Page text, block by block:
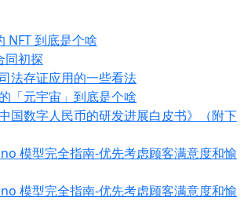
NFT 到底是个啥
同初探
法存证应用的一些看法
「元宇宙」到底是个啥
国数字人民币的研发进展白皮书》（附下
模型完全指南-优先考虑顾客满意度和愉
模型完全指南-优先考虑顾客满意度和愉